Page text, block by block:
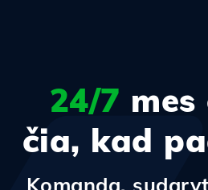
24/7 mes
čia, kad
Komanda,